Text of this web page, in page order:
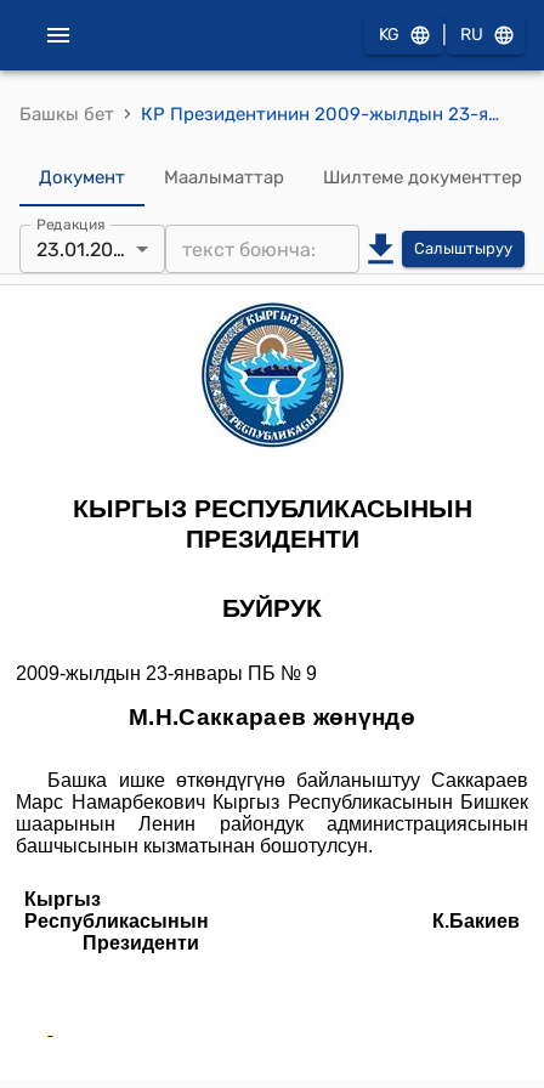
KG RU
Башкы бет › КР Президентинин 2009-жылдын 23-январындагы ПБ № 9 "М.Н.Саккараев жөнүндө" буйругу
Документ Маалыматтар Шилтеме документтер
Редакция
23.01.2009 Салыштыруу